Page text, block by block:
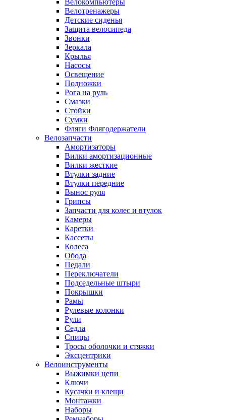
Велокомпьютеры
Велотренажеры
Детские сиденья
Защита велосипеда
Звонки
Зеркала
Крылья
Насосы
Освещение
Подножки
Рога на руль
Смазки
Стойки
Сумки
Фляги Флягодержатели
Велозапчасти
Амортизаторы
Вилки амортизационные
Вилки жесткие
Втулки задние
Втулки передние
Вынос руля
Грипсы
Запчасти для колес и втулок
Камеры
Каретки
Кассеты
Колеса
Обода
Педали
Переключатели
Подседельные штыри
Покрышки
Рамы
Рулевые колонки
Рули
Седла
Спицы
Тросы оболочки и стяжки
Эксцентрики
Велоинструменты
Выжимки цепи
Ключи
Кусачки и клещи
Монтажки
Наборы